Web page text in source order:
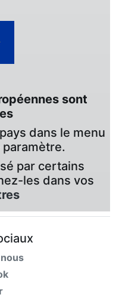
sont
dans le menu
par certains
les dans vos